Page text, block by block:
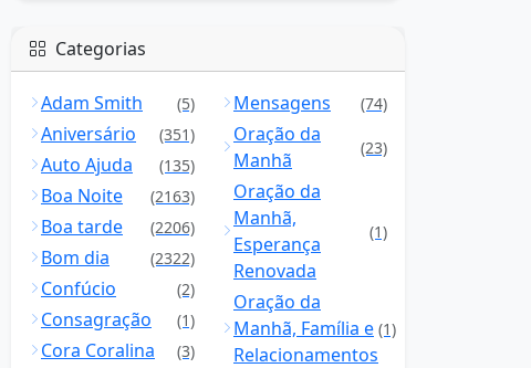
Categorias
Adam Smith (5)
Aniversário (351)
Auto Ajuda (135)
Boa Noite (2163)
Boa tarde (2206)
Bom dia (2322)
Confúcio (2)
Consagração (1)
Cora Coralina (3)
Mensagens (74)
Oração da
Manhã
(23)
Oração da
Manhã,
Esperança
Renovada
(1)
Oração da
Manhã, Família e
Relacionamentos
(1)